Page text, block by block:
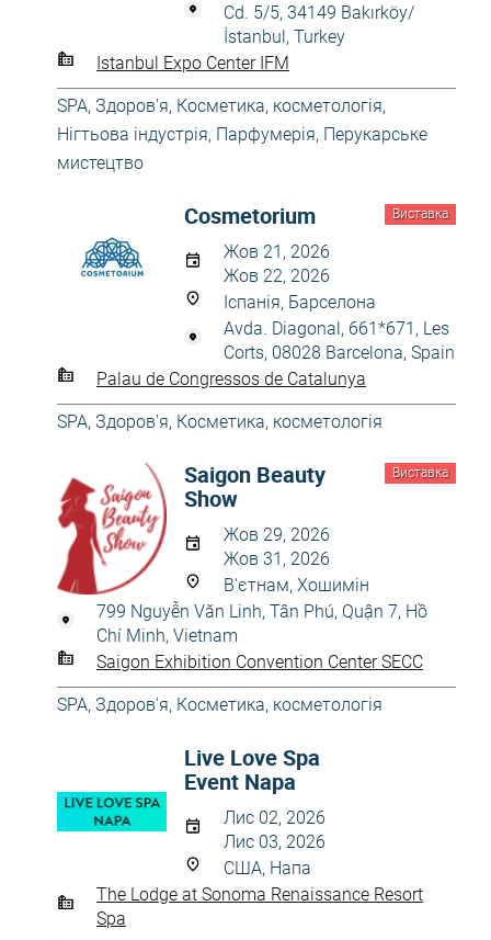
Cd. 5/5, 34149 Bakırköy/
İstanbul, Turkey
Istanbul Expo Center IFM
SPA, Здоров'я, Косметика, косметологія,
Нігтьова індустрія, Парфумерія, Перукарське
мистецтво
Виставка
Cosmetorium
Жов 21, 2026
Жов 22, 2026
Іспанія, Барселона
Avda. Diagonal, 661*671, Les
Corts, 08028 Barcelona, Spain
Palau de Congressos de Catalunya
SPA, Здоров'я, Косметика, косметологія
Виставка
Saigon Beauty
Show
Жов 29, 2026
Жов 31, 2026
В'єтнам, Хошимін
799 Nguyễn Văn Linh, Tân Phú, Quận 7, Hồ
Chí Minh, Vietnam
Saigon Exhibition Convention Center SECC
SPA, Здоров'я, Косметика, косметологія
Live Love Spa
Event Napa
Лис 02, 2026
Лис 03, 2026
США, Напа
The Lodge at Sonoma Renaissance Resort
Spa